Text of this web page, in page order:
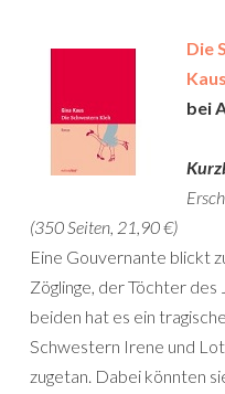
Die
Kaus
bei
(350 Seiten, 21,90 €)
Eine Gouvernante blickt
Zöglinge, der Töchter
beiden hat es ein
Schwestern Irene und
zugetan. Dabei könnten